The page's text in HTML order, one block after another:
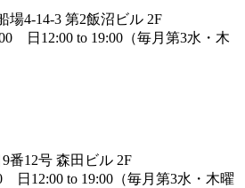
場4-14-3 第2飯沼ビル 2F
日12:00 to 19:00（毎月第3水・木
番12号 森田ビル 2F
日12:00 to 19:00（毎月第3水・木曜